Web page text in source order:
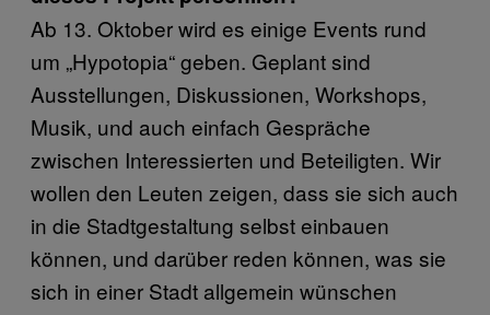
Ab 13. Oktober wird es einige Events rund
um „Hypotopia“ geben. Geplant sind
Ausstellungen, Diskussionen, Workshops,
Musik, und auch einfach Gespräche
zwischen Interessierten und Beteiligten. Wir
wollen den Leuten zeigen, dass sie sich auch
in die Stadtgestaltung selbst einbauen
können, und darüber reden können, was sie
sich in einer Stadt allgemein wünschen